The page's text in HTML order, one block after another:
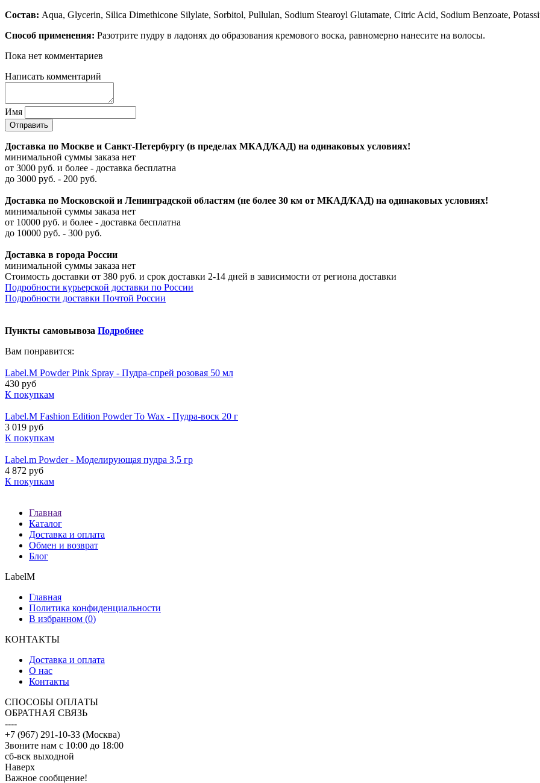
Состав: Aqua, Glycerin, Silica Dimethicone Silylate, Sorbitol, Pullulan, Sodium Stearoyl Glutamate, Citric Acid, Sodium Benzoate,
Способ применения: Разотрите пудру в ладонях до образования кремового воска, равномерно нанесите на волосы.
Пока нет комментариев
Написать комментарий
Имя
Доставка по Москве и Санкт-Петербургу (в пределах МКАД/КАД) на одинаковых условиях!
минимальной суммы заказа нет
от 3000 руб. и более - доставка бесплатна
до 3000 руб. - 200 руб.
Доставка по Московской и Ленинградской областям (не более 30 км от МКАД/КАД) на одинаковых условиях!
минимальной суммы заказа нет
от 10000 руб. и более - доставка бесплатна
до 10000 руб. - 300 руб.
Доставка в города России
минимальной суммы заказа нет
Стоимость доставки от 380 руб. и срок доставки 2-14 дней в зависимости от региона доставки
Подробности курьерской доставки по России
Подробности доставки Почтой России
Пункты самовывоза Подробнее
Вам понравится:
Label.M Powder Pink Spray - Пудра-спрей розовая 50 мл
430 руб
К покупкам
Label.M Fashion Edition Powder To Wax - Пудра-воск 20 г
3 019 руб
К покупкам
Label.m Powder - Моделирующая пудра 3,5 гр
4 872 руб
К покупкам
Главная
Каталог
Доставка и оплата
Обмен и возврат
Блог
LabelM
Главная
Политика конфиденциальности
В избранном (0)
КОНТАКТЫ
Доставка и оплата
О нас
Контакты
CПОСОБЫ ОПЛАТЫ
ОБРАТНАЯ СВЯЗЬ
----
+7 (967) 291-10-33 (Москва)
Звоните нам с 10:00 до 18:00
сб-вск выходной
Наверх
Важное сообщение!